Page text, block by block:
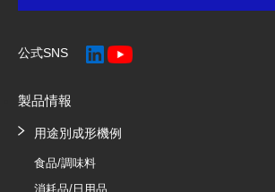
製品情報
用途別成形機例
食品/調味料
消耗品/日用品
公式SNS